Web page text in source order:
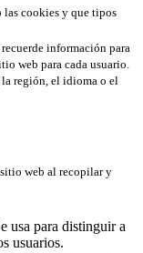
las cookies y que tipos
información para
web para cada usuario.
región, el idioma o el
web al recopilar y
usa para distinguir a
usuarios.